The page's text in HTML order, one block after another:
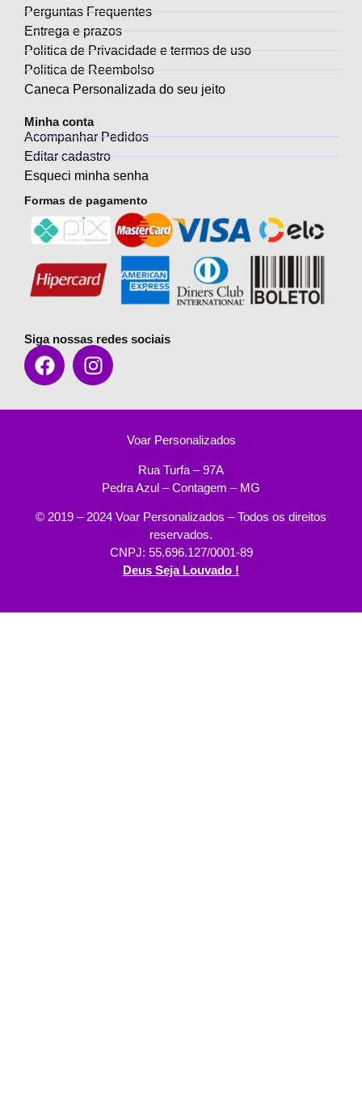
Perguntas Frequentes
Entrega e prazos
Politica de Privacidade e termos de uso
Politica de Reembolso
Caneca Personalizada do seu jeito
Minha conta
Acompanhar Pedidos
Editar cadastro
Esqueci minha senha
Formas de pagamento
Siga nossas redes sociais
Voar Personalizados
Rua Turfa – 97A
Pedra Azul – Contagem – MG
© 2019 – 2024 Voar Personalizados – Todos os direitos
reservados.
CNPJ: 55.696.127/0001-89
Deus Seja Louvado !